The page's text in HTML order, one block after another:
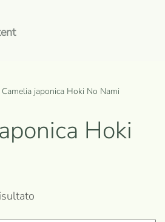
japonica Hoki No Nami
Hoki